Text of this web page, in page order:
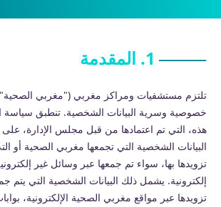
1. المقدمة
تلتزم مستشفيات ومراكز مغربي ("مغربي
خصوصية وسرية البيانات الشخصية. تنطبق سياسة
هذه، التي تم اعتمادها من قبل مجلس الإدارة،
البيانات الشخصية التي تجمعها مغربي الصحية أو
تزويدها بها، سواء تم جمعها عبر وسائل غير
إلكترونية. يشمل ذلك البيانات الشخصية التي يتم
تزويدها عبر مواقع مغربي الصحية الإلكترونية،